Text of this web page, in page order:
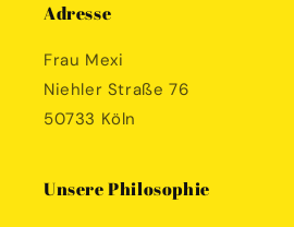
Adresse
Frau Mexi
Niehler Straße 76
50733 Köln
Unsere Philosophie